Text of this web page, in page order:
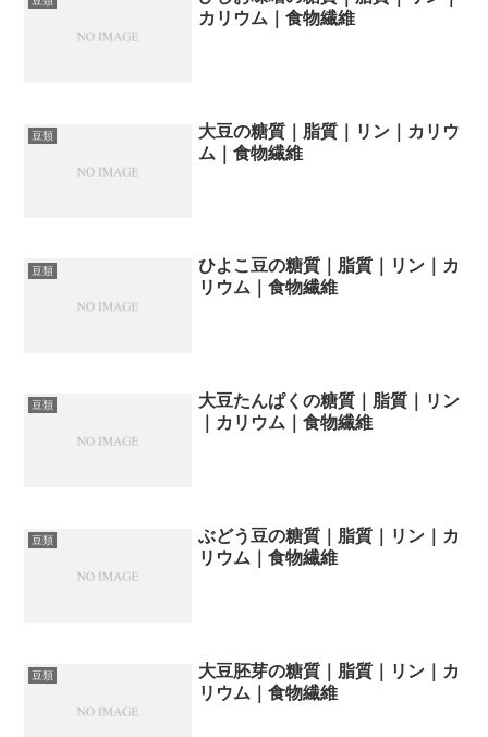
カリウム｜食物繊維
豆類
大豆の糖質｜脂質｜リン｜カリウ
ム｜食物繊維
豆類
ひよこ豆の糖質｜脂質｜リン｜カ
リウム｜食物繊維
豆類
大豆たんぱくの糖質｜脂質｜リン
｜カリウム｜食物繊維
豆類
ぶどう豆の糖質｜脂質｜リン｜カ
リウム｜食物繊維
豆類
大豆胚芽の糖質｜脂質｜リン｜カ
リウム｜食物繊維